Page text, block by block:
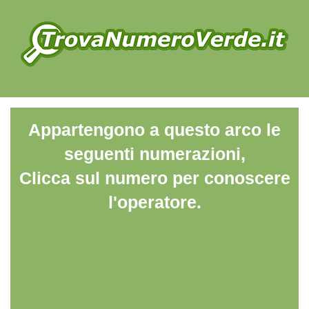
Appartengono a questo arco le
seguenti numerazioni,
Clicca sul numero per conoscere
l'operatore.